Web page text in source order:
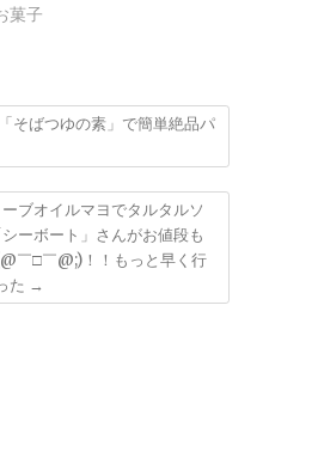
菓子
そばつゆの素」で簡単絶品パ
ブオイルマヨでタルタルソ
ーボート」さんがお値段も
￣□￣@;)！！もっと早く行
た →